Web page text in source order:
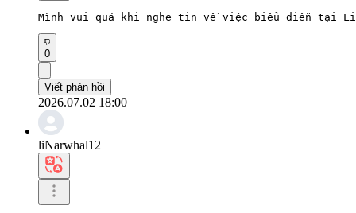
Mình vui quá khi nghe tin về việc biểu diễn tại
0
Viết phản hồi
2026.07.02 18:00
liNarwhal12